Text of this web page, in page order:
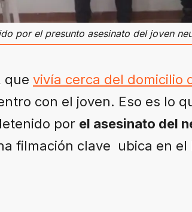
por el presunto asesinato del joven
que vivía cerca del domicilio
con el joven. Eso es lo
por el asesinato del
filmación clave ubica en el